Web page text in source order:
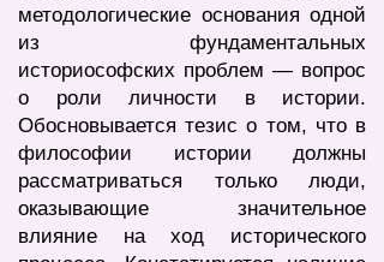
методологические основания одной
из фундаментальных
историософских проблем — вопрос
о роли личности в истории.
Обосновывается тезис о том, что в
философии истории должны
рассматриваться только люди,
оказывающие значительное
влияние на ход исторического